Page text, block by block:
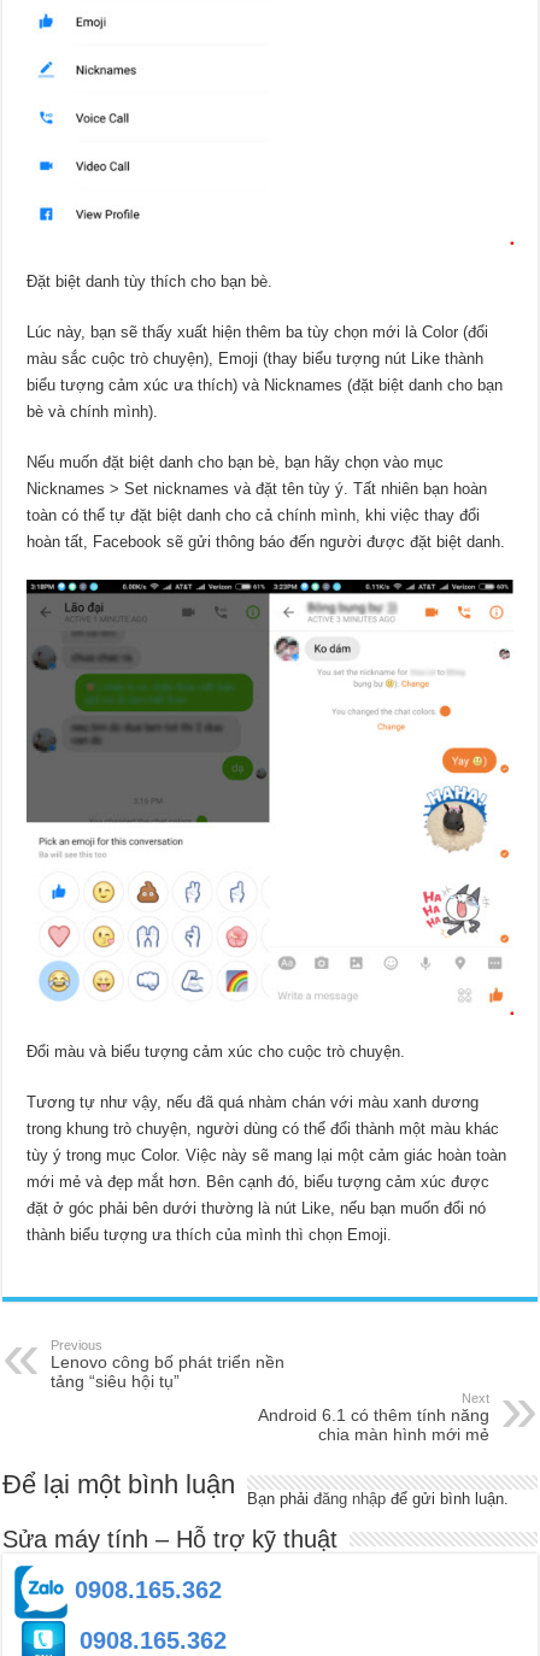
Đặt biệt danh tùy thích cho bạn bè.
Lúc này, bạn sẽ thấy xuất hiện thêm ba tùy chọn mới là Color (đổi
màu sắc cuộc trò chuyện), Emoji (thay biểu tượng nút Like thành
biểu tượng cảm xúc ưa thích) và Nicknames (đặt biệt danh cho bạn
bè và chính mình).
Nếu muốn đặt biệt danh cho bạn bè, bạn hãy chọn vào mục
Nicknames > Set nicknames và đặt tên tùy ý. Tất nhiên bạn hoàn
toàn có thể tự đặt biệt danh cho cả chính mình, khi việc thay đổi
hoàn tất, Facebook sẽ gửi thông báo đến người được đặt biệt danh.
Đổi màu và biểu tượng cảm xúc cho cuộc trò chuyện.
Tương tự như vậy, nếu đã quá nhàm chán với màu xanh dương
trong khung trò chuyện, người dùng có thể đổi thành một màu khác
tùy ý trong mục Color. Việc này sẽ mang lại một cảm giác hoàn toàn
mới mẻ và đẹp mắt hơn. Bên cạnh đó, biểu tượng cảm xúc được
đặt ở góc phải bên dưới thường là nút Like, nếu bạn muốn đổi nó
thành biểu tượng ưa thích của mình thì chọn Emoji.
Previous
Lenovo công bố phát triển nền
tảng “siêu hội tụ”
Next
Android 6.1 có thêm tính năng
chia màn hình mới mẻ
Để lại một bình luận Bạn phảiđăng nhập để gửi bình luận.
Sửa máy tính – Hỗ trợ kỹ thuật
0908.165.362
0908.165.362